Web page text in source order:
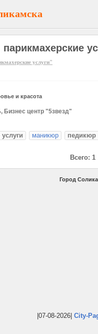
услуги"
и красота
Бизнес центр "5звезд"
маникюр педикюр
Всего: 1
Город
|07-08-2026| City-